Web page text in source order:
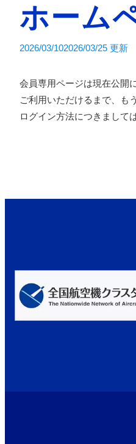
ホー
2026/03/102026/03/25 更新
会員専用ページは現在公開
ご利用いただけるまで、も
ログイン方法につきまして